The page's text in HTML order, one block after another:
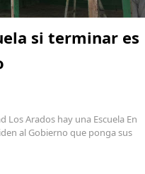
si terminar es
Los Arados hay una Escuela En
al Gobierno que ponga sus